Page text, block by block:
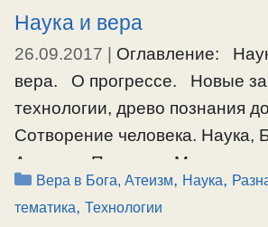
Наука и вера
26.09.2017 | Оглавление:
вера. О прогрессе. Новые
технологии, древо познания
Сотворение человека. Наука,
Аноним: Познавая Мир с
цивилизации и накопленного
должна была развивать эту
Рубрики
Вера в Бога, Атеизм, Наука,
тематика, Технологии